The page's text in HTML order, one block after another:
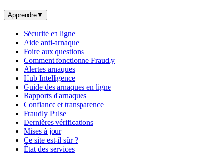
Apprendre▼
Sécurité en ligne
Aide anti-arnaque
Foire aux questions
Comment fonctionne Fraudly
Alertes arnaques
Hub Intelligence
Guide des arnaques en ligne
Rapports d'arnaques
Confiance et transparence
Fraudly Pulse
Dernières vérifications
Mises à jour
Ce site est-il sûr ?
État des services